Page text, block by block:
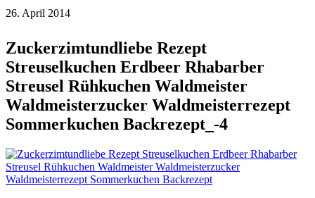
26. April 2014
Zuckerzimtundliebe Rezept
Streuselkuchen Erdbeer Rhabarber
Streusel Rühkuchen Waldmeister
Waldmeisterzucker Waldmeisterrezept
Sommerkuchen Backrezept_-4